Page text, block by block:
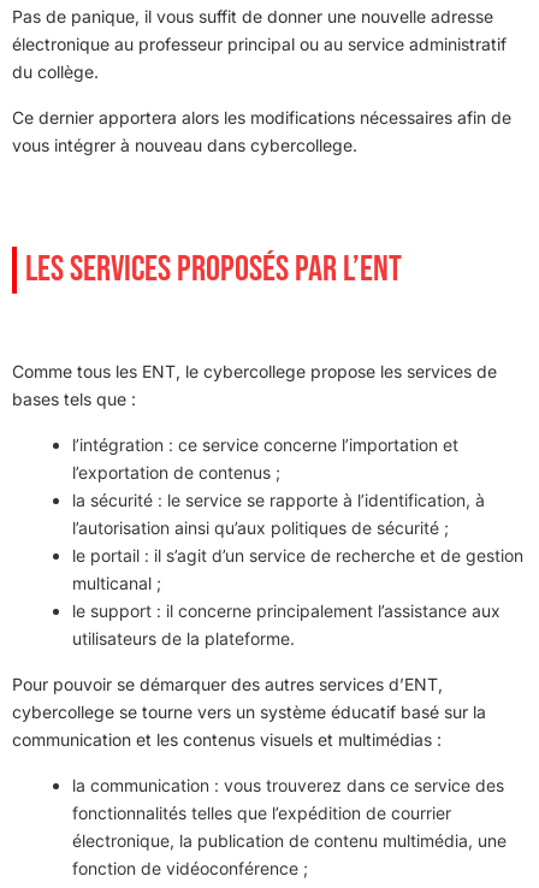
Pas de panique, il vous suffit de donner une nouvelle adresse
électronique au professeur principal ou au service administratif
du collège.
Ce dernier apportera alors les modifications nécessaires afin de
vous intégrer à nouveau dans cybercollege.
LES SERVICES PROPOSÉS PAR L’ENT
Comme tous les ENT, le cybercollege propose les services de
bases tels que :
l’intégration : ce service concerne l’importation et
l’exportation de contenus ;
la sécurité : le service se rapporte à l’identification, à
l’autorisation ainsi qu’aux politiques de sécurité ;
le portail : il s’agit d’un service de recherche et de gestion
multicanal ;
le support : il concerne principalement l’assistance aux
utilisateurs de la plateforme.
Pour pouvoir se démarquer des autres services d’ENT,
cybercollege se tourne vers un système éducatif basé sur la
communication et les contenus visuels et multimédias :
la communication : vous trouverez dans ce service des
fonctionnalités telles que l’expédition de courrier
électronique, la publication de contenu multimédia, une
fonction de vidéoconférence ;